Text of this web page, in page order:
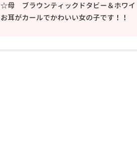
❮
☆母 ブラウンティックドタビー＆ホワ
お耳がカールでかわいい女の子です！！